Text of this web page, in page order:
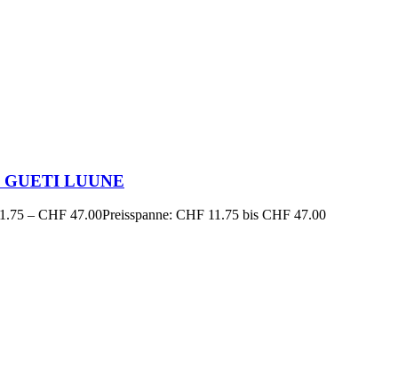
GUETI LUUNE
– CHF 47.00Preisspanne: CHF 11.75 bis CHF 47.00